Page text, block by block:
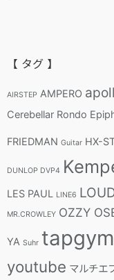
【 タグ 】
AIRSTEP AMPERO
Cerebellar Rondo
FRIEDMAN Guitar HX-
DUNLOP DVP4
LES PAUL LINE6
MR.CROWLEY OZZY
YA Suhr tapgym
youtube マルチエ